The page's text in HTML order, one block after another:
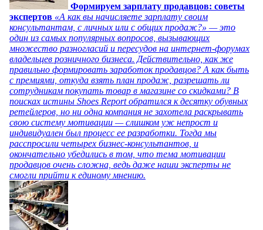
Формируем зарплату продавцов: советы
экспертов «А как вы начисляете зарплату своим
консультантам, с личных или с общих продаж?» — это
один из самых популярных вопросов, вызывающих
множество разногласий и пересудов на интернет-форумах
владельцев розничного бизнеса. Действительно, как же
правильно формировать заработок продавцов? А как быть
с премиями, откуда взять план продаж, разрешать ли
сотрудникам покупать товар в магазине со скидками? В
поисках истины Shoes Report обратился к десятку обувных
ретейлеров, но ни одна компания не захотела раскрывать
свою систему мотивации — слишком уж непрост и
индивидуален был процесс ее разработки. Тогда мы
расспросили четырех бизнес-консультантов, и
окончательно убедились в том, что тема мотивации
продавцов очень сложна, ведь даже наши эксперты не
смогли прийти к единому мнению.